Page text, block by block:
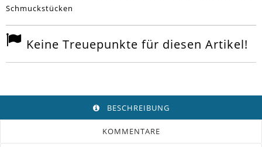
Schmuckstücken
Keine Treuepunkte für diesen Artikel!
BESCHREIBUNG
KOMMENTARE